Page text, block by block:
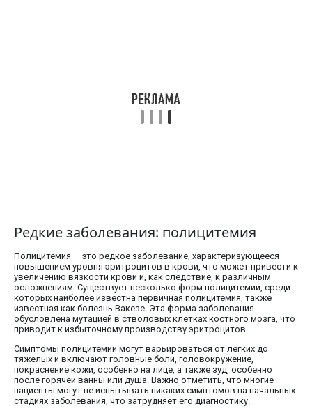
Редкие заболевания: полицитемия
Полицитемия — это редкое заболевание, характеризующееся
повышением уровня эритроцитов в крови, что может привести к
увеличению вязкости крови и, как следствие, к различным
осложнениям. Существует несколько форм полицитемии, среди
которых наиболее известна первичная полицитемия, также
известная как болезнь Вакезе. Эта форма заболевания
обусловлена мутацией в стволовых клетках костного мозга, что
приводит к избыточному производству эритроцитов.
Симптомы полицитемии могут варьироваться от легких до
тяжелых и включают головные боли, головокружение,
покраснение кожи, особенно на лице, а также зуд, особенно
после горячей ванны или душа. Важно отметить, что многие
пациенты могут не испытывать никаких симптомов на начальных
стадиях заболевания, что затрудняет его диагностику.